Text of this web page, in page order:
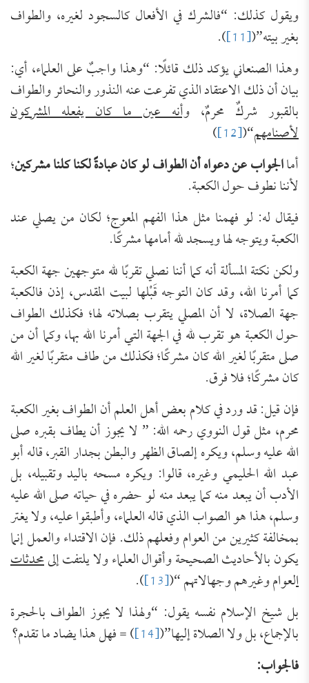
ويقول كذلك: “فالشرك في الأفعال كالسجود لغيره، والطواف
بغير بيته”([11]
).
وهذا الصنعاني يؤكد ذلك قائلًا: “وهذا واجبٌ على العلماء، أي:
بيان أن ذلك الاعتقاد الذي تفرعت عنه النذور والنحائر والطواف
بالقبور شركٌ محرمٌ، وأنه عين ما كان يفعله المشركون
لأصنامهم“(
[12]
)
أماالجواب عن دعواه أن الطواف لو كان عبادةً لكنا كلنا مشركين؛
لأننا نطوف حول الكعبة.
فيقال له: لو فهمنا مثل هذا الفهم المعوج؛ لكان من يصلي عند
الكعبة ويتوجه لها ويسجد لله أمامها مشركًا.
ولكن نكتة المسألة أنه كما أننا نصلي تقربًا لله متوجهين جهة الكعبة
كما أمرنا الله، وقد كان التوجه قَبْلها لبيت المقدس، إذن فالكعبة
جهة الصلاة، لا أن المصلي يتقرب بصلاته لها؛ فكذلك الطواف
حول الكعبة هو تقرب لله في الجهة التي أمرنا الله بها، وكما أن من
صلى متقربًا لغير الله كان مشركًا؛ فكذلك من طاف متقربًا لغير الله
كان مشركًا؛ فلا فرق.
فإن قيل: قد ورد في كلام بعض أهل العلم أن الطواف بغير الكعبة
محرم، مثل قول النووي رحمه الله: ” لا يجوز أن يطاف بقبره صلى
الله عليه وسلم، ويكره إلصاق الظهر والبطن بجدار القبر، قاله أبو
عبد الله الحليمي وغيره، قالوا: ويكره مسحه باليد وتقبيله، بل
الأدب أن يبعد منه كما يبعد منه لو حضره في حياته صلى الله عليه
وسلم، هذا هو الصواب الذي قاله العلماء، وأطبقوا عليه، ولا يغتر
بمخالفة كثيرين من العوام وفعلهم ذلك. فإن الاقتداء والعمل إنما
يكون بالأحاديث الصحيحة وأقوال العلماء ولا يلتفت إلىمحدثات
العوام وغيرهم وجهالاتهم “([13]
).
بل شيخ الإسلام نفسه يقول: “ولهذا لا يجوز الطواف بالحجرة
بالإجماع، بل ولا الصلاة إليها”([14]
) = فهل هذا يضاد ما تقدم؟
فالجواب: